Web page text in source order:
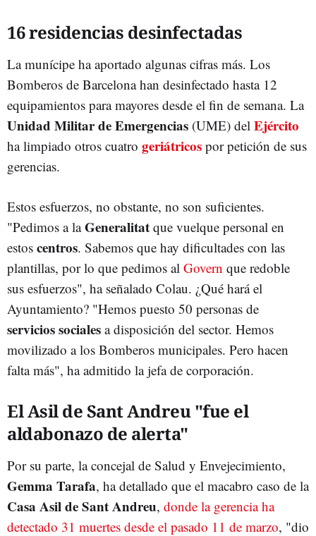
16 residencias desinfectadas
La munícipe ha aportado algunas cifras más. Los
Bomberos de Barcelona han desinfectado hasta 12
equipamientos para mayores desde el fin de semana. La
Unidad Militar de Emergencias (UME) del Ejército
ha limpiado otros cuatro geriátricos por petición de sus
gerencias.
Estos esfuerzos, no obstante, no son suficientes.
"Pedimos a laGeneralitat que vuelque personal en
estos centros. Sabemos que hay dificultades con las
plantillas, por lo que pedimos al Govern que redoble
sus esfuerzos", ha señalado Colau. ¿Qué hará el
Ayuntamiento? "Hemos puesto 50 personas de
servicios sociales a disposición del sector. Hemos
movilizado a los Bomberos municipales. Pero hacen
falta más", ha admitido la jefa de corporación.
El Asil de Sant Andreu "fue el
aldabonazo de alerta"
Por su parte, la concejal de Salud y Envejecimiento,
Gemma Tarafa, ha detallado que el macabro caso de la
Casa Asil de Sant Andreu, donde la gerencia ha
detectado 31 muertes desde el pasado 11 de marzo, "dio